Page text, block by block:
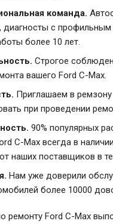
команда.
диагносты с
более 10 лет.
Строгое
вашего Ford C-Max.
Приглашаем в
при проведении
90% популярных
C-Max всегда в
наших поставщиков в
Нам уже доверили
более 10000
ремонту Ford C-Max